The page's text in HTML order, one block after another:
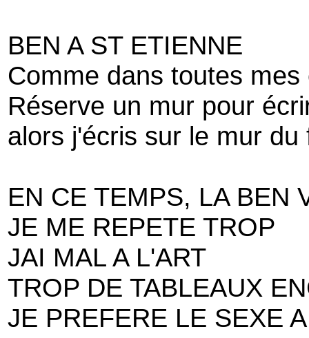
BEN A ST ETIENNE
Comme dans toutes
Réserve un mur pour
alors j'écris sur le mur du
EN CE TEMPS, LA BEN
JE ME REPETE TROP
JAI MAL A L'ART
TROP DE TABLEAUX
JE PREFERE LE SEXE